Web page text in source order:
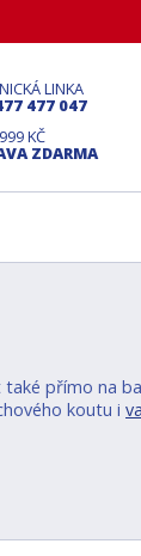
LINKA
477 047
KČ
ZDARMA
přímo na
koutu i